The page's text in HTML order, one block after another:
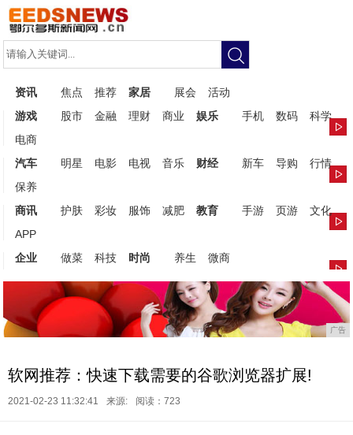
资讯 焦点 推荐 家居 展会
活动
游戏
股市 金融 理财 商业 娱乐 手机 数码
科学
电商
汽车
明星 电影 电视 音乐 财经 新车 导购
行情
保养
商讯
护肤 彩妆 服饰 减肥 教育 手游 页游
文化
APP
企业
做菜 科技 时尚 养生 微商
广告
软网推荐：快速下载需要的谷歌浏览器扩展!
2021-02-23 11:32:41 来源: 阅读：723